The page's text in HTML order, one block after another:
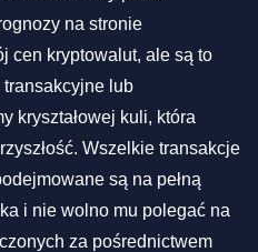
na stronie
cen kryptowalut, ale są to
transakcyjne lub
kryształowej kuli, która
Wszelkie transakcje
są na pełną
i nie wolno mu polegać na
za pośrednictwem